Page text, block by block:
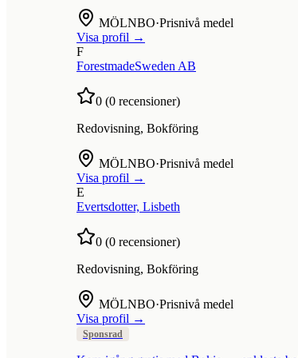
MÖLNBO·Prisnivå medel
Visa profil →
F
ForestmadeSweden AB
0 (0 recensioner)
Redovisning, Bokföring
MÖLNBO·Prisnivå medel
Visa profil →
E
Evertsdotter, Lisbeth
0 (0 recensioner)
Redovisning, Bokföring
MÖLNBO·Prisnivå medel
Visa profil →
Sponsrad